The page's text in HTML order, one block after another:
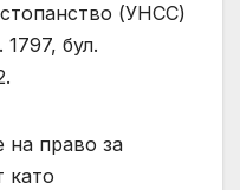
(УНСС)
бул.
на право за
като